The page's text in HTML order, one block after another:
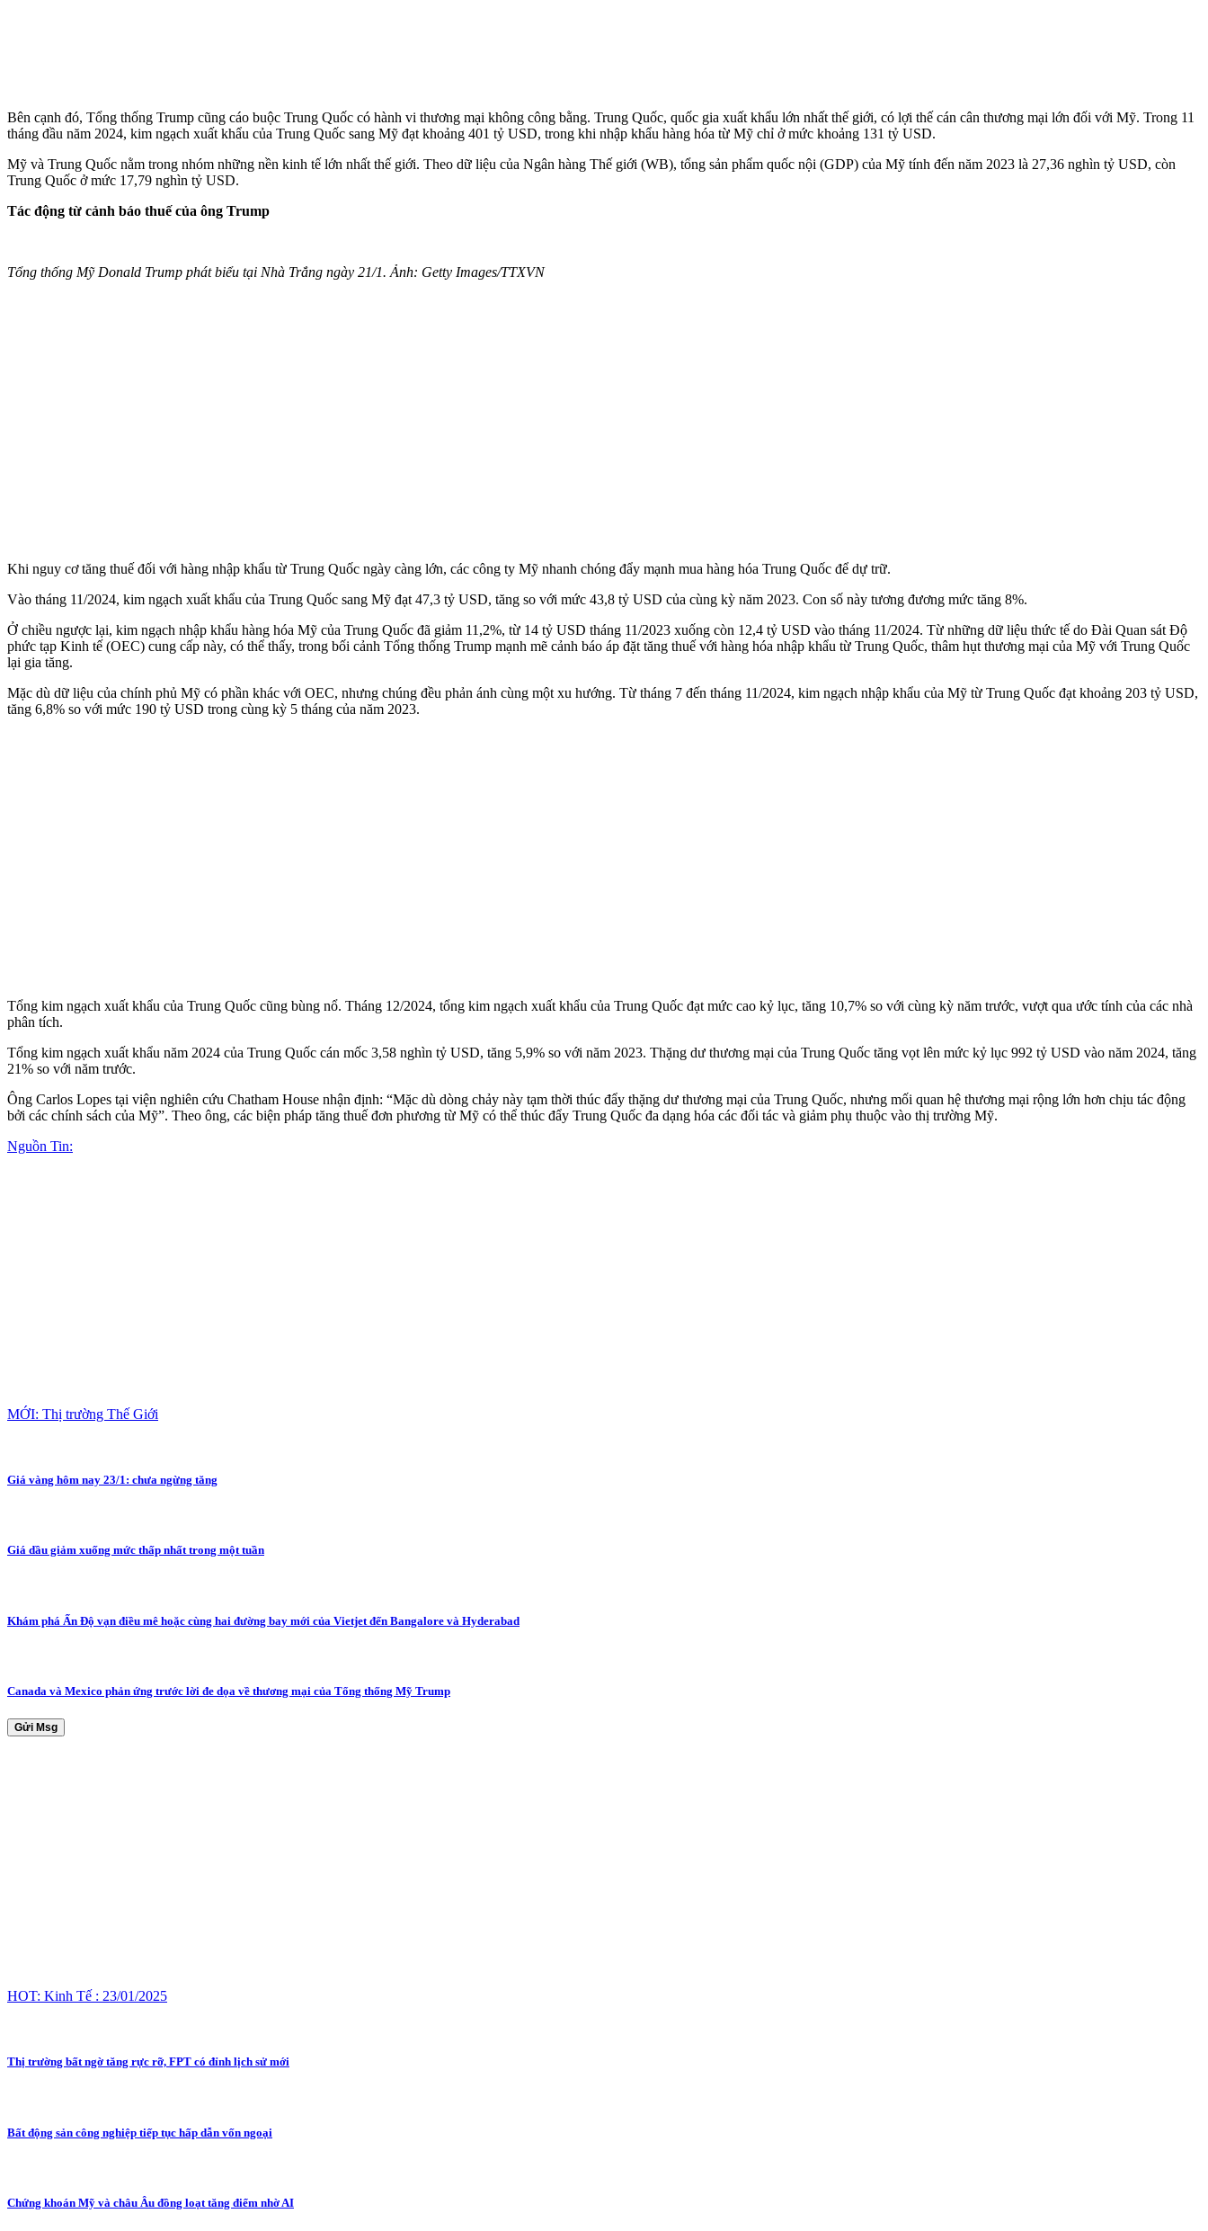
Bên cạnh đó, Tổng thống Trump cũng cáo buộc Trung Quốc có hành vi thương mại không công bằng. Trung Quốc, quốc gia xuất khẩu lớn nhất thế giới, có lợi thế cán cân thương mại lớn đối với Mỹ. Trong 11
tháng đầu năm 2024, kim ngạch xuất khẩu của Trung Quốc sang Mỹ đạt khoảng 401 tỷ USD, trong khi nhập khẩu hàng hóa từ Mỹ chỉ ở mức khoảng 131 tỷ USD.
Mỹ và Trung Quốc nằm trong nhóm những nền kinh tế lớn nhất thế giới. Theo dữ liệu của Ngân hàng Thế giới (WB), tổng sản phẩm quốc nội (GDP) của Mỹ tính đến năm 2023 là 27,36 nghìn tỷ USD, còn
Trung Quốc ở mức 17,79 nghìn tỷ USD.
Tác động từ cảnh báo thuế của ông Trump
Tổng thống Mỹ Donald Trump phát biểu tại Nhà Trắng ngày 21/1. Ảnh: Getty Images/TTXVN
Khi nguy cơ tăng thuế đối với hàng nhập khẩu từ Trung Quốc ngày càng lớn, các công ty Mỹ nhanh chóng đẩy mạnh mua hàng hóa Trung Quốc để dự trữ.
Vào tháng 11/2024, kim ngạch xuất khẩu của Trung Quốc sang Mỹ đạt 47,3 tỷ USD, tăng so với mức 43,8 tỷ USD của cùng kỳ năm 2023. Con số này tương đương mức tăng 8%.
Ở chiều ngược lại, kim ngạch nhập khẩu hàng hóa Mỹ của Trung Quốc đã giảm 11,2%, từ 14 tỷ USD tháng 11/2023 xuống còn 12,4 tỷ USD vào tháng 11/2024. Từ những dữ liệu thức tế do Đài Quan sát Độ
phức tạp Kinh tế (OEC) cung cấp này, có thể thấy, trong bối cảnh Tổng thống Trump mạnh mẽ cảnh báo áp đặt tăng thuế với hàng hóa nhập khẩu từ Trung Quốc, thâm hụt thương mại của Mỹ với Trung Quốc
lại gia tăng.
Mặc dù dữ liệu của chính phủ Mỹ có phần khác với OEC, nhưng chúng đều phản ánh cùng một xu hướng. Từ tháng 7 đến tháng 11/2024, kim ngạch nhập khẩu của Mỹ từ Trung Quốc đạt khoảng 203 tỷ USD,
tăng 6,8% so với mức 190 tỷ USD trong cùng kỳ 5 tháng của năm 2023.
Tổng kim ngạch xuất khẩu của Trung Quốc cũng bùng nổ. Tháng 12/2024, tổng kim ngạch xuất khẩu của Trung Quốc đạt mức cao kỷ lục, tăng 10,7% so với cùng kỳ năm trước, vượt qua ước tính của các nhà
phân tích.
Tổng kim ngạch xuất khẩu năm 2024 của Trung Quốc cán mốc 3,58 nghìn tỷ USD, tăng 5,9% so với năm 2023. Thặng dư thương mại của Trung Quốc tăng vọt lên mức kỷ lục 992 tỷ USD vào năm 2024, tăng
21% so với năm trước.
Ông Carlos Lopes tại viện nghiên cứu Chatham House nhận định: “Mặc dù dòng chảy này tạm thời thúc đẩy thặng dư thương mại của Trung Quốc, nhưng mối quan hệ thương mại rộng lớn hơn chịu tác động
bởi các chính sách của Mỹ”. Theo ông, các biện pháp tăng thuế đơn phương từ Mỹ có thể thúc đẩy Trung Quốc đa dạng hóa các đối tác và giảm phụ thuộc vào thị trường Mỹ.
Nguồn Tin:
MỚI: Thị trường Thế Giới
Giá vàng hôm nay 23/1: chưa ngừng tăng
Giá dầu giảm xuống mức thấp nhất trong một tuần
Khám phá Ấn Độ vạn điều mê hoặc cùng hai đường bay mới của Vietjet đến Bangalore và Hyderabad
Canada và Mexico phản ứng trước lời đe dọa về thương mại của Tổng thống Mỹ Trump
Gửi Msg
HOT: Kinh Tế : 23/01/2025
Thị trường bất ngờ tăng rực rỡ, FPT có đỉnh lịch sử mới
Bất động sản công nghiệp tiếp tục hấp dẫn vốn ngoại
Chứng khoán Mỹ và châu Âu đồng loạt tăng điểm nhờ AI